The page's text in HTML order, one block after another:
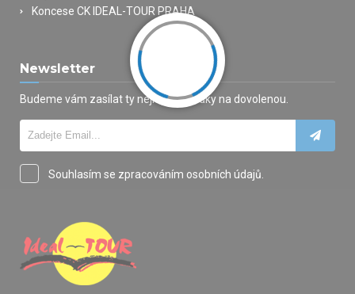
Koncese CK IDEAL-TOUR PRAHA
Newsletter
Budeme vám zasílat ty nejlepší nabídky na dovolenou.
Souhlasím se zpracováním osobních údajů.